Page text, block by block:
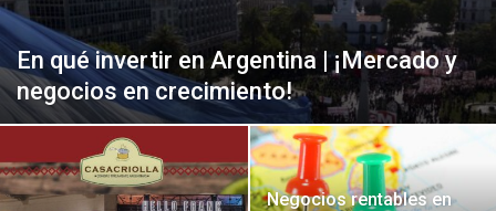
En qué invertir en Argentina | ¡Mercado y
negocios en crecimiento!
Negocios rentables en